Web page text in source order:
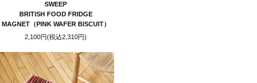
SWEEP
BRITISH FOOD FRIDGE
MAGNET（PINK WAFER BISCUIT）
2,100円(税込2,310円)